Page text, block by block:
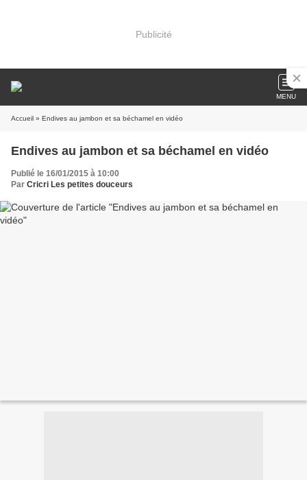
Publicité
MENU
Accueil » Endives au jambon et sa béchamel en vidéo
Endives au jambon et sa béchamel en vidéo
Publié le 16/01/2015 à 10:00
Par Cricri Les petites douceurs